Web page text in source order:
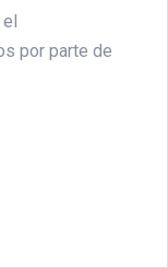
por parte de